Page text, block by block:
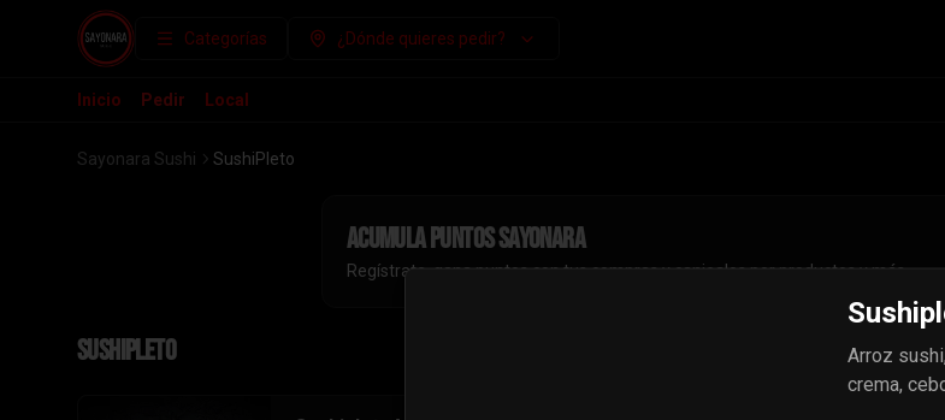
Categorías ¿Dónde quieres pedir?
Inicio Pedir Local
Sayonara Sushi SushiPleto
Acumulapuntos sayonara
Regístrate, gana puntos con tus compras y canjealos por productos y más
SushiPleto
Arroz
crema,